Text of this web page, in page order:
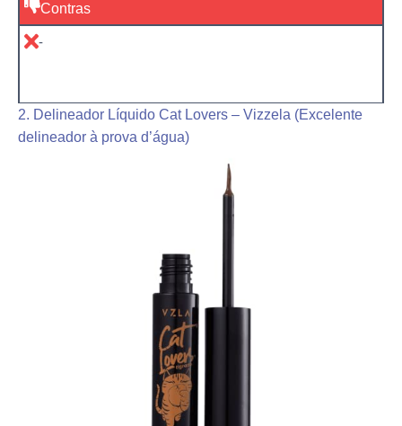
Contras
-
2. Delineador Líquido Cat Lovers – Vizzela (Excelente
delineador à prova d’água)